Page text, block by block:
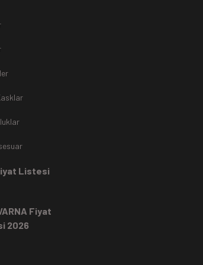
aynı karta iade edilir.
Taksit yansıtma ve buna benzer tüm
Listesi
Fiyat
2026